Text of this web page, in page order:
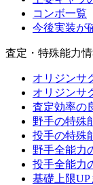
コンボ一覧
今後実装が
査定・特殊能力
オリジンサ
オリジンサ
査定効率の
野手の特殊
投手の特殊
野手全能力
投手全能力
基礎上限